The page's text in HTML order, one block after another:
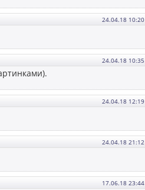
24.04.18 10:20
24.04.18 10:35
24.04.18 12:19
24.04.18 21:12
17.06.18 23:44